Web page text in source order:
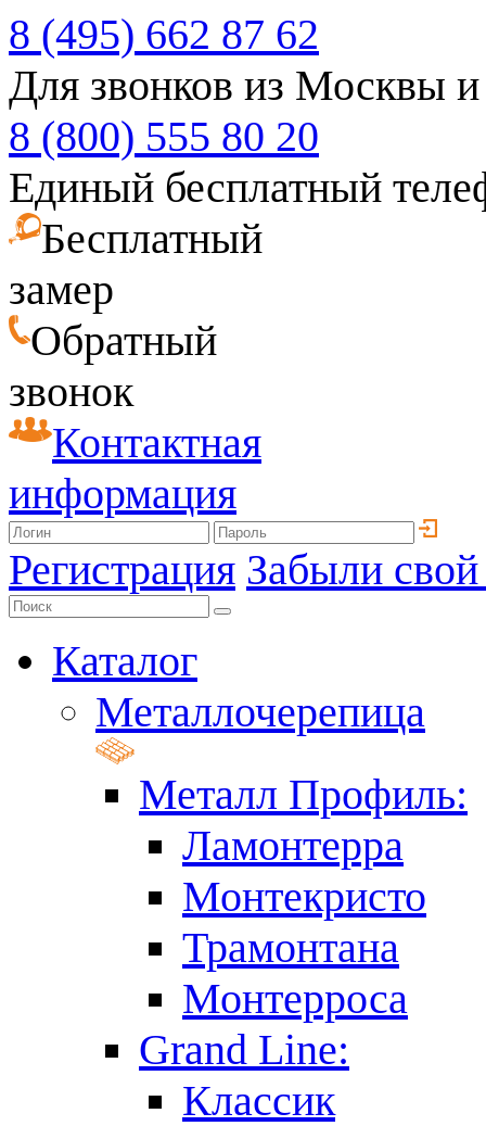
8 (495) 662 87 62
Для звонков из Москвы
8 (800) 555 80 20
Единый бесплатный
Бесплатный
замер
Обратный
звонок
Контактная
информация
Регистрация Забыли
Каталог
Металлочерепица
Металл Профиль:
Ламонтерра
Монтекристо
Трамонтана
Монтерроса
Grand Line:
Классик